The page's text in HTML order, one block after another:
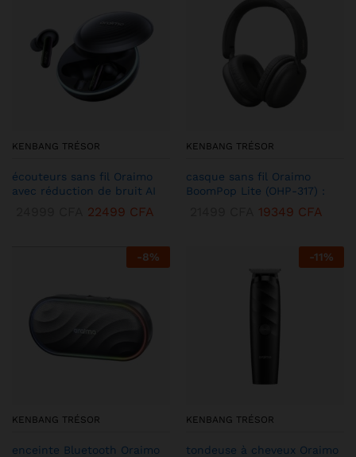
KENBANG TRÉSOR
écouteurs sans fil Oraimo
avec réduction de bruit AI
22499 CFA
KENBANG TRÉSOR
casque sans fil Oraimo
BoomPop Lite (OHP-317) :
19349 CFA
-8%
KENBANG TRÉSOR
enceinte Bluetooth Oraimo
-11%
KENBANG TRÉSOR
tondeuse à cheveux Oraimo